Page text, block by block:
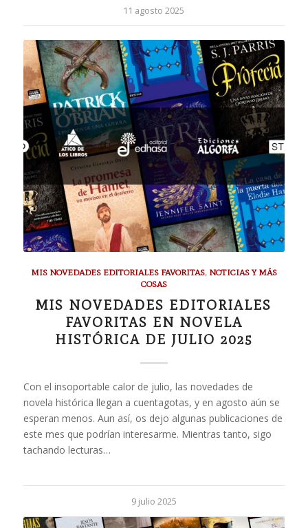
11 agosto 2025
MIS NOVEDADES EDITORIALES FAVORITAS, NOTICIAS Y MÁS
COSAS
MIS NOVEDADES EDITORIALES
FAVORITAS EN NOVELA
HISTÓRICA DE JULIO 2025
Con el insoportable calor de julio, las novedades de
novela histórica llegan a cuentagotas, y en agosto aún se
esperan menos. Aun así, os dejo algunas publicaciones de
este mes que podrían interesarme. Mientras tanto, sigo
tachando lecturas…
9 julio 2025